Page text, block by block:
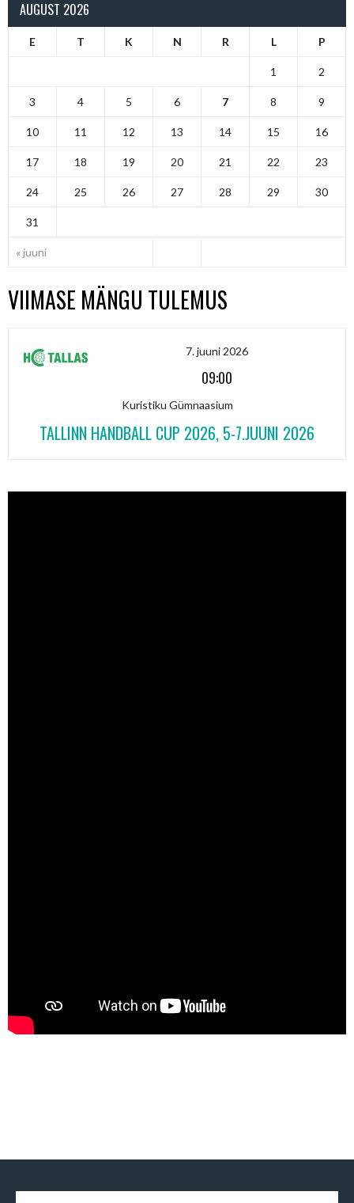
AUGUST 2026
E T K N R L P
« juuni
1 2
3 4 5 6 7 8 9
10 11 12 13 14 15 16
17 18 19 20 21 22 23
24 25 26 27 28 29 30
31
VIIMASE MÄNGU TULEMUS
7. juuni 2026
09:00
Kuristiku Gümnaasium
TALLINN HANDBALL CUP 2026, 5-7.JUUNI 2026